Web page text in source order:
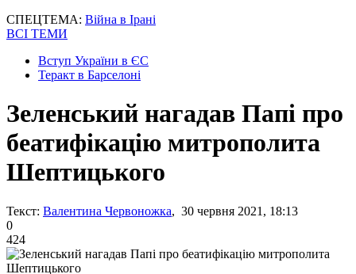
СПЕЦТЕМА: Війна в Ірані
ВСІ ТЕМИ
Вступ України в ЄС
Теракт в Барселоні
Зеленський нагадав Папі про
беатифікацію митрополита
Шептицького
Текст: Валентина Червоножка, 30 червня 2021, 18:13
0
424